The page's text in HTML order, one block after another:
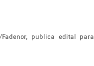
publica edital para